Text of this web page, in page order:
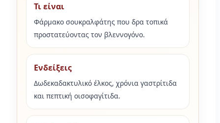
Τι είναι
Φάρμακο σουκραλφάτης που δρα τοπικά
προστατεύοντας τον βλεννογόνο.
Ενδείξεις
Δωδεκαδακτυλικό έλκος, χρόνια γαστρίτιδα
και πεπτική οισοφαγίτιδα.